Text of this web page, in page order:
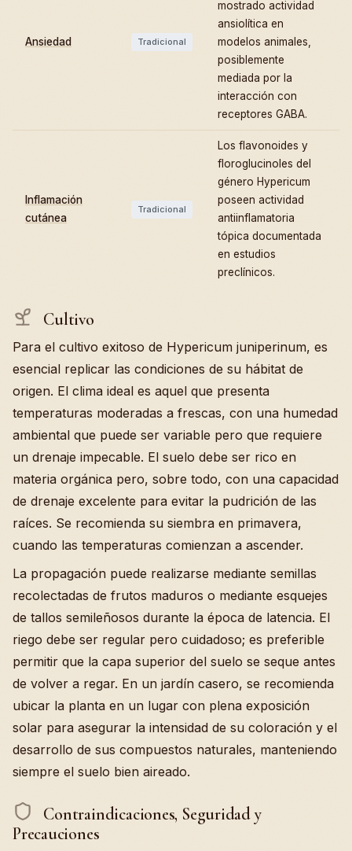
Ansiedad Tradicional
mostrado actividad
ansiolítica en
modelos animales,
posiblemente
mediada por la
interacción con
receptores GABA.
Inflamación
cutánea
Tradicional
Los flavonoides y
floroglucinoles del
género Hypericum
poseen actividad
antiinflamatoria
tópica documentada
en estudios
preclínicos.
Cultivo
Para el cultivo exitoso de Hypericum juniperinum, es
esencial replicar las condiciones de su hábitat de
origen. El clima ideal es aquel que presenta
temperaturas moderadas a frescas, con una humedad
ambiental que puede ser variable pero que requiere
un drenaje impecable. El suelo debe ser rico en
materia orgánica pero, sobre todo, con una capacidad
de drenaje excelente para evitar la pudrición de las
raíces. Se recomienda su siembra en primavera,
cuando las temperaturas comienzan a ascender.
La propagación puede realizarse mediante semillas
recolectadas de frutos maduros o mediante esquejes
de tallos semileñosos durante la época de latencia. El
riego debe ser regular pero cuidadoso; es preferible
permitir que la capa superior del suelo se seque antes
de volver a regar. En un jardín casero, se recomienda
ubicar la planta en un lugar con plena exposición
solar para asegurar la intensidad de su coloración y el
desarrollo de sus compuestos naturales, manteniendo
siempre el suelo bien aireado.
Contraindicaciones, Seguridad y
Precauciones